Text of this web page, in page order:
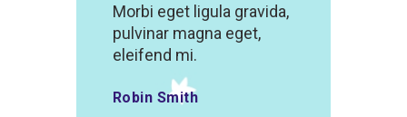
Morbi eget ligula gravida,
pulvinar magna eget,
eleifend mi.
Robin Smith